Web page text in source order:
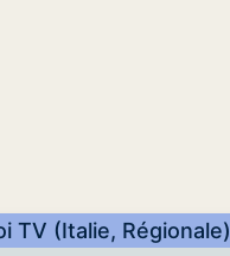
TV (Italie, Régionale)